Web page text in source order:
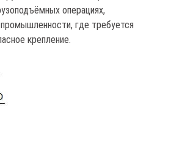
операциях,
где требуется
крепление.